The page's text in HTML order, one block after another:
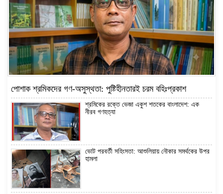
বিএনপির সমাবেশে হামলার প্রতিবাদে নিন্দা জানিয়েছে সরপ
পোশাক শ্রমিকদের গণ-অসুস্থতা: পুষ্টিহীনতারই চরম বহিঃপ্রকাশ
শ্রমিকের রক্তে ভেজা একুশ শতকের বাংলাদেশ: এক
নীরব গণহত্যা
ভোট পরবর্তী সহিংসতা: আশুলিয়ায় নৌকার সমর্থকের উপর
হামলা